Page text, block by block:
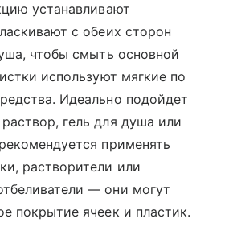
устанавливают
с обеих сторон
чтобы смыть основной
используют мягкие по
Идеально подойдет
гель для душа или
применять
растворители или
— они могут
покрытие ячеек и пластик.